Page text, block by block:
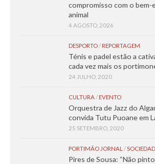
compromisso com o bem-
animal
4 AGOSTO, 2026
DESPORTO/ REPORTAGEM
Ténis e padel estão a
cada vez mais os
24 JULHO, 2020
CULTURA/ EVENTO
Orquestra de Jazz do
convida Tutu Puoane em
25 SETEMBRO, 2020
PORTIMÃO JORNAL /
Pires de Sousa: “Não pinto